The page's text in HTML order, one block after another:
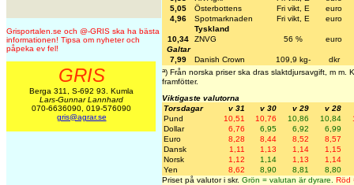
Grisportalen.se och @-GRIS ska ha bästa
informationen! Tipsa om nyheter och
påpeka ev fel!
GRIS
Berga 311, S-692 93. Kumla
Lars-Gunnar Lannhard
070-6636090, 019-576090
gris@agrar.se
5,05
Österbottens Fri vikt, E
euro
4,96
Spotmarknaden Fri vikt, E
euro
Tyskland
10,34
ZNVG 56 %
euro
Galtar
7,99
Danish Crown 109,9 kg- dkr
a) Från norska priser ska dras slaktdjursavgift, m m.
framfötter.
Viktigaste valutorna
Torsdagar
v 31 v 30 v 29
v 28
Pund
10,51 10,76 10,86 10,84
Dollar
6,76 6,95 6,92
6,99
Euro
8,28 8,44 8,52
8,57
Dansk
1,11 1,13 1,14
1,15
Norsk
1,12 1,14 1,13
1,14
Yen
8,62 8,90 8,81
8,80
Priset på valutor i skr. Grön = valutan är dyrare. Röd